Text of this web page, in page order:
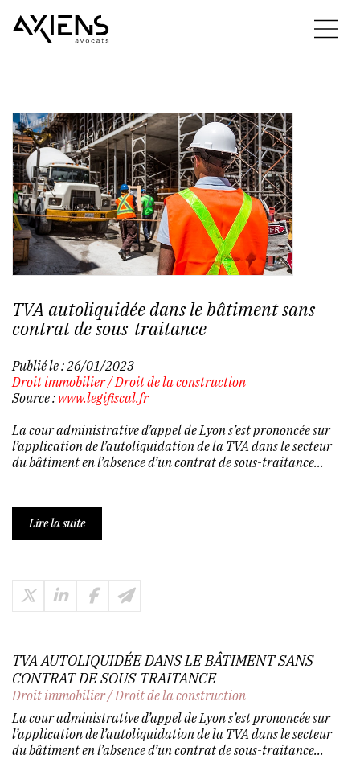
TVA autoliquidée dans le bâtiment sans
contrat de sous-traitance
Publié le :26/01/2023
Droit immobilier/Droit de la construction
Source : www.legifiscal.fr
La cour administrative d’appel de Lyon s’est prononcée sur
l’application de l’autoliquidation de la TVA dans le secteur
du bâtiment en l’absence d’un contrat de sous-traitance...
Lire la suite
TVA AUTOLIQUIDÉE DANS LE BÂTIMENT SANS
CONTRAT DE SOUS-TRAITANCE
Droit immobilier/Droit de la construction
La cour administrative d’appel de Lyon s’est prononcée sur
l’application de l’autoliquidation de la TVA dans le secteur
du bâtiment en l’absence d’un contrat de sous-traitance...